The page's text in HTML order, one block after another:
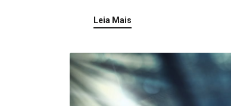
Leia Mais